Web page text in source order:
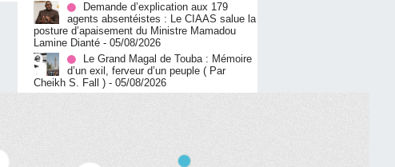
Demande d’explication aux 179
agents absentéistes : Le CIAAS salue la
posture d’apaisement du Ministre Mamadou
Lamine Dianté - 05/08/2026
Le Grand Magal de Touba : Mémoire
d’un exil, ferveur d’un peuple ( Par
Cheikh S. Fall ) - 05/08/2026